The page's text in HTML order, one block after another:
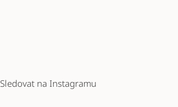
Sledovat na Instagramu